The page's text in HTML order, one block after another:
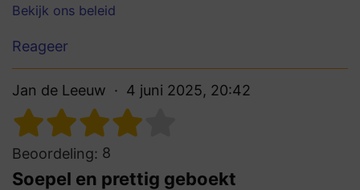
Bekijk ons beleid
Reageer
Jan de Leeuw 4 juni 2025, 20:42
Beoordeling: 8
Soepel en prettig geboekt